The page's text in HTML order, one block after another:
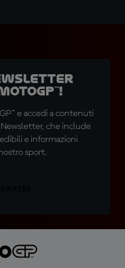
e accedi a contenuti
che include
e informazioni
sport.